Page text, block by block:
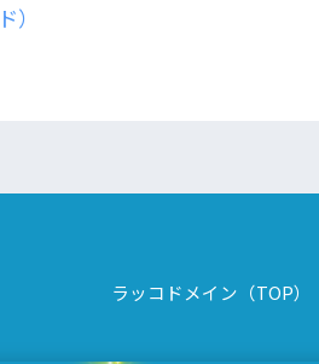
）
ラッコドメイン（TOP）